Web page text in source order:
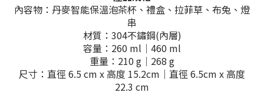
內容物：丹麥智能保溫泡茶杯、禮盒、拉菲草、布兔、燈
串
材質：304不鏽鋼(內層)
容量：260 ml｜460 ml
重量：210 g｜268 g
尺寸：直徑 6.5 cm x 高度 15.2cm｜直徑 6.5cm x 高度
22.3 cm